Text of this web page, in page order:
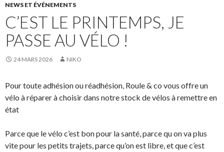
NEWS ET ÉVÉNEMENTS
C’EST LE PRINTEMPS, JE
PASSE AU VÉLO !
24 MARS 2026 NIKO
Pour toute adhésion ou réadhésion, Roule & co vous offre un
vélo à réparer à choisir dans notre stock de vélos à remettre en
état
Parce que le vélo c’est bon pour la santé, parce qu on va plus
vite pour les petits trajets, parce qu’on est libre, et que c’est